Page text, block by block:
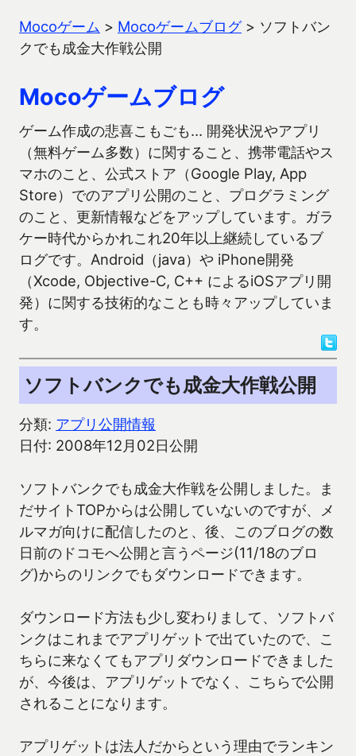
Mocoゲーム > Mocoゲームブログ> ソフトバン
クでも成金大作戦公開
Mocoゲームブログ
ゲーム作成の悲喜こもごも… 開発状況やアプリ
（無料ゲーム多数）に関すること、携帯電話やス
マホのこと、公式ストア（Google Play, App
Store）でのアプリ公開のこと、プログラミング
のこと、更新情報などをアップしています。ガラ
ケー時代からかれこれ20年以上継続しているブ
ログです。Android（java）や iPhone開発
（Xcode, Objective-C, C++ によるiOSアプリ開
発）に関する技術的なことも時々アップしていま
す。
ソフトバンクでも成金大作戦公開
分類: アプリ公開情報
日付: 2008年12月02日公開
ソフトバンクでも成金大作戦を公開しました。ま
だサイトTOPからは公開していないのですが、メ
ルマガ向けに配信したのと、後、このブログの数
日前のドコモへ公開と言うページ(11/18のブロ
グ)からのリンクでもダウンロードできます。
ダウンロード方法も少し変わりまして、ソフトバ
ンクはこれまでアプリゲットで出ていたので、こ
ちらに来なくてもアプリダウンロードできました
が、今後は、アプリゲットでなく、こちらで公開
されることになります。
アプリゲットは法人だからという理由でランキン